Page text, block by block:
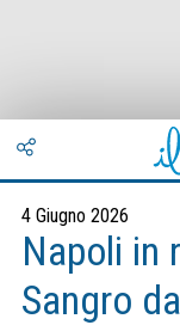
4 Giugno 2026
Napoli in
Sangro